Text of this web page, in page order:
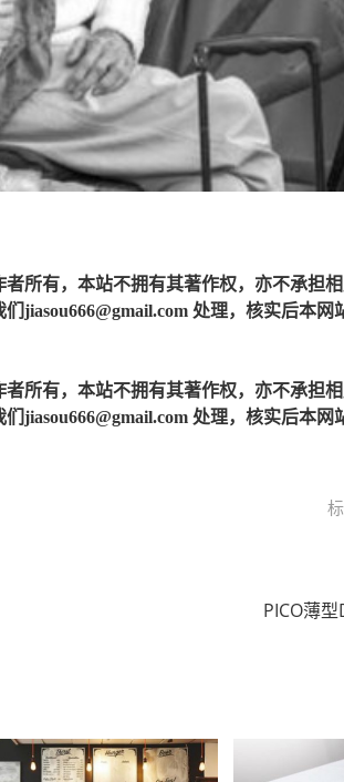
所有，本站不拥有其著作权，亦不承担
jiasou666@gmail.com 处理，核实后本网
所有，本站不拥有其著作权，亦不承担
jiasou666@gmail.com 处理，核实后本网
标
PICO薄